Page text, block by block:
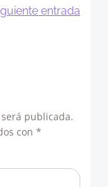
entrada
publicada.
con *